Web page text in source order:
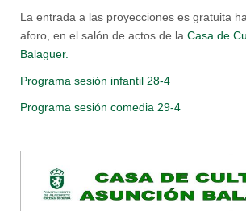
La entrada a las proyecciones es gratuita
aforo, en el salón de actos de la Casa de
Balaguer.
Programa sesión infantil 28-4
Programa sesión comedia 29-4